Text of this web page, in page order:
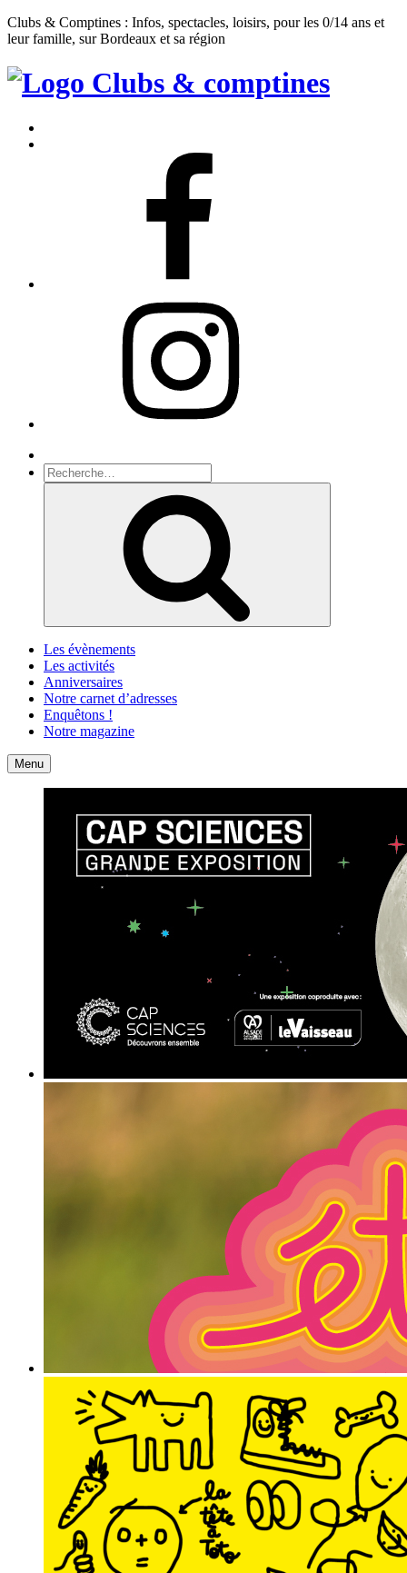
Clubs & Comptines : Infos, spectacles, loisirs, pour les 0/14 ans et
leur famille, sur Bordeaux et sa région
Clubs
Comptines
Recherche
pour
Les évènements
Les activités
Anniversaires
Notre carnet d’adresses
Enquêtons !
Notre magazine
Accueil
Menu Contact